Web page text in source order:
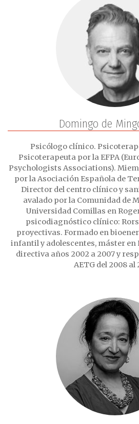
Domingo de
Psicólogo clínico.
Psicoterapeuta por la EFPA
Psychologists Associations).
por la Asociación Española de
Director del centro clínico y
avalado por la Comunidad de
Universidad Comillas en
psicodiagnóstico clínico:
proyectivas. Formado en
infantil y adolescentes, máster en
directiva años 2002 a 2007 y
AETG del 2008 al